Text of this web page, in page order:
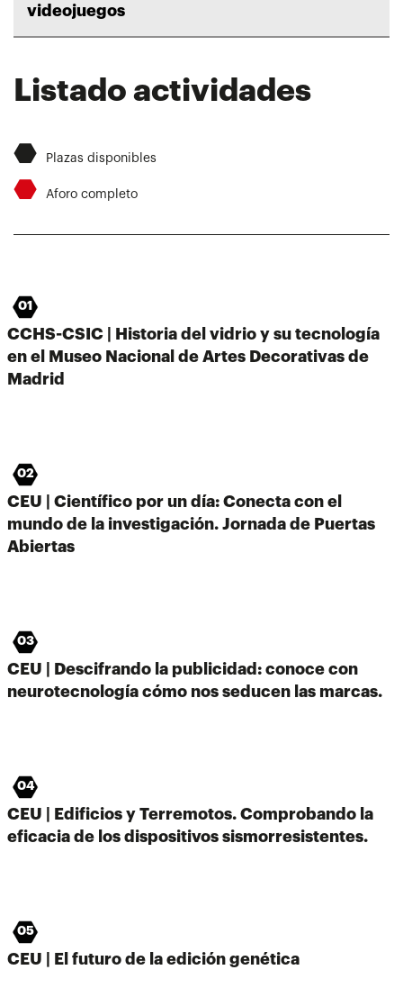
videojuegos
Listado actividades
⬣ Plazas disponibles
⬣ Aforo completo
01
CCHS-CSIC | Historia del vidrio y su tecnología
en el Museo Nacional de Artes Decorativas de
Madrid
02
CEU | Científico por un día: Conecta con el
mundo de la investigación. Jornada de Puertas
Abiertas
03
CEU | Descifrando la publicidad: conoce con
neurotecnología cómo nos seducen las marcas.
04
CEU | Edificios y Terremotos. Comprobando la
eficacia de los dispositivos sismorresistentes.
05
CEU | El futuro de la edición genética